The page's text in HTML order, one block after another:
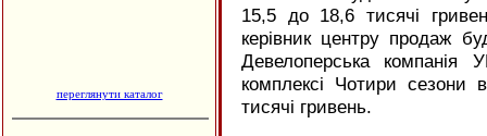
переглянути каталог
15,5 до 18,6 тисячі
керівник центру продаж
Девелоперська
комплексі Чотири сезони
тисячі гривень.